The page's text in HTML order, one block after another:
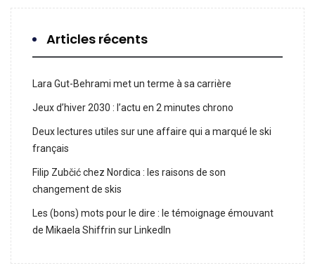
Articles récents
Lara Gut-Behrami met un terme à sa carrière
Jeux d’hiver 2030 : l’actu en 2 minutes chrono
Deux lectures utiles sur une affaire qui a marqué le ski
français
Filip Zubčić chez Nordica : les raisons de son
changement de skis
Les (bons) mots pour le dire : le témoignage émouvant
de Mikaela Shiffrin sur LinkedIn